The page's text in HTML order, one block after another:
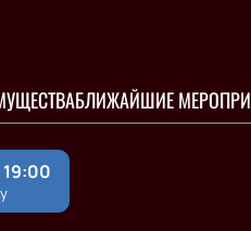
БЛИЖАЙШИЕ